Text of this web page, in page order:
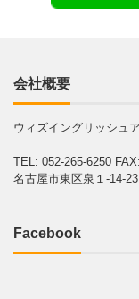
会社概要
ウィズイングリッシュ
TEL: 052-265-6250
名古屋市東区泉１-14-
Facebook